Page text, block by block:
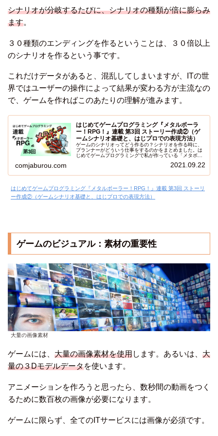
シナリオが分岐するたびに、シナリオの種類が倍に膨らみ
ます。
３０種類のエンディングを作るということは、３０倍以上
のシナリオを作るという事です。
これだけデータがあると、混乱してしまいますが、ITの世
界ではユーザーの操作によって結果が変わる方が主流なの
で、ゲームを作ればこのあたりの理解が進みます。
はじめてゲームプログラミング『メタルボーラ
ー！RPG！』連載 第3回 ストーリー作成②（ゲ
ームシナリオ基礎と、はじプロでの表現方法）
ゲームのシナリオってどう作るの？シナリオを作る時に、
プランナーがどういう仕事をするのかをまとめました。は
じめてゲームプログラミングで私が作っている「メタボー
comjaburou.com 2021.09.22
はじめてゲームプログラミング『メタルボーラー！RPG！』連載 第3回 ストーリ
ー作成②（ゲームシナリオ基礎と、はじプロでの表現方法）
ゲームのビジュアル：素材の重要性
大量の画像素材
ゲームには、 大量の画像素材を使用します。あるいは、 大
量の３Dモデルデータを使います。
アニメーションを作ろうと思ったら、数秒間の動画をつく
るために数百枚の画像が必要になります。
ゲームに限らず、全てのITサービスには画像が必須です。